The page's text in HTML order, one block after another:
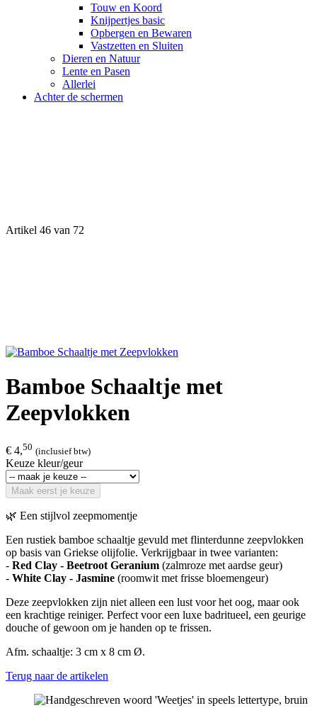
Touw en Koord
Knijpertjes basic
Opbergen en Bewaren
Vastzetten en Sluiten
Dieren en Natuur
Lente en Pasen
Allerlei
Achter de schermen
Artikel 46 van 72
Bamboe Schaaltje met
Zeepvlokken
€ 4,50 (inclusief btw)
Keuze kleur/geur
Maak eerst je keuze
🌿 Een stijlvol zeepmomentje
Een rustiek bamboe schaaltje gevuld met flinterdunne zeepvlokken
op basis van Griekse olijfolie. Verkrijgbaar in twee varianten:
- Red Clay - Beetroot Geranium (zalmroze met aardse geur)
- White Clay - Jasmine (roomwit met frisse bloemengeur)
Deze zeepvlokken zijn niet alleen een lust voor het oog, maar ook
een krachtige reiniger. Perfect voor een luxe badritueel, een geurige
douche of gewoon om je handen op te frissen.
Afm. schaaltje: 3 cm x 8 cm Ø.
Terug naar de artikelen